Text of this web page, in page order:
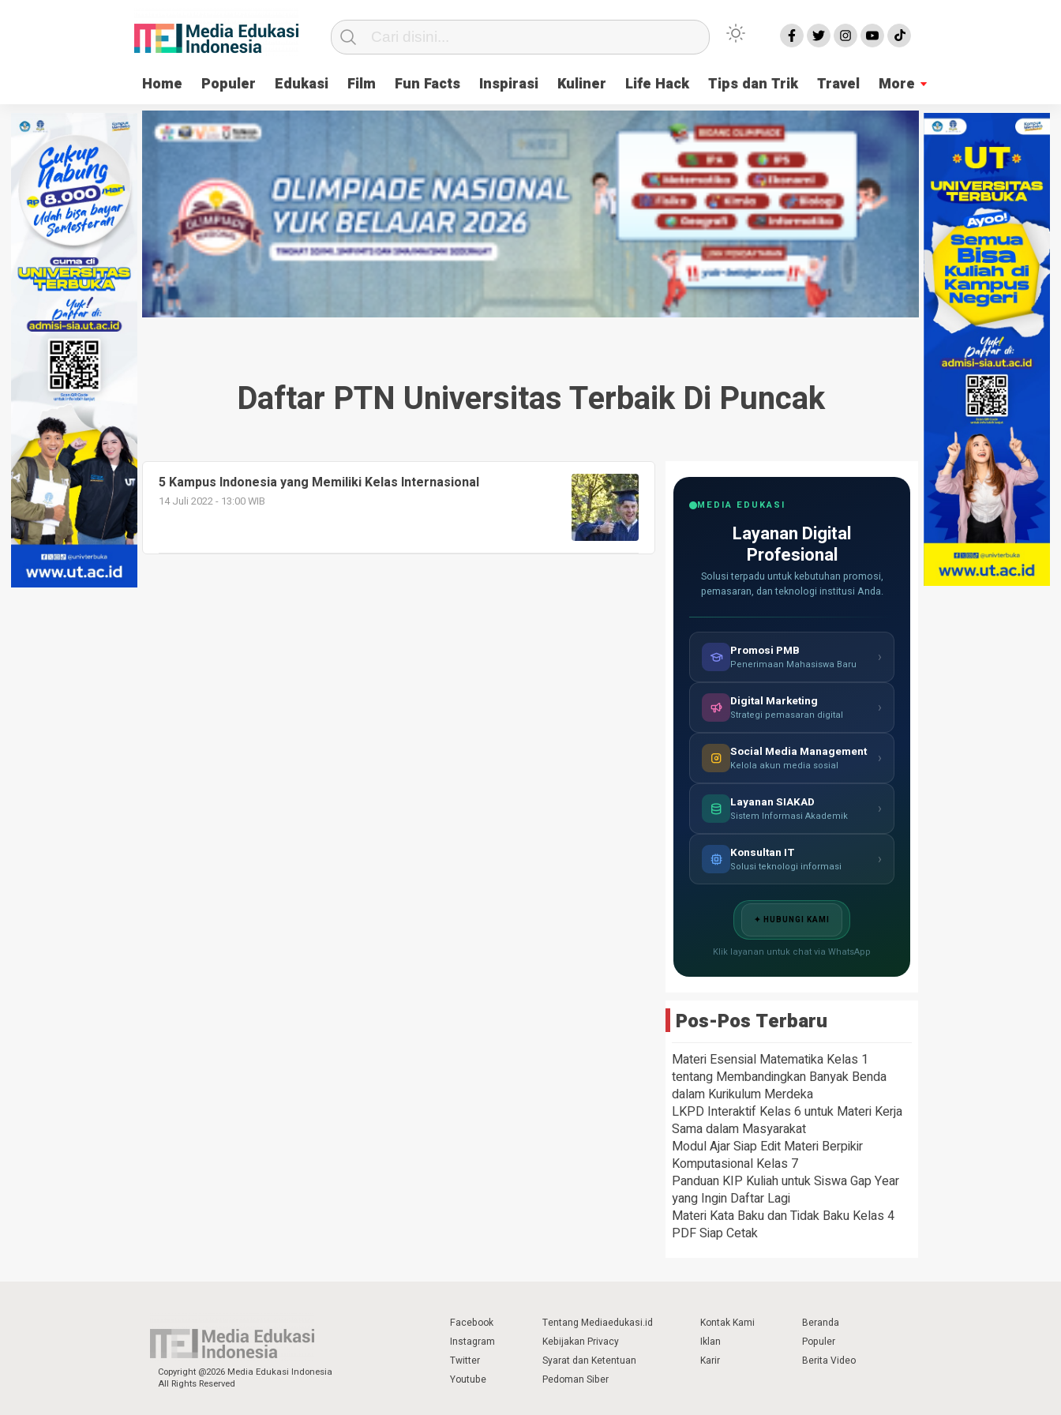
Home Populer Edukasi Film Fun Facts Inspirasi Kuliner Life Hack Tips dan Trik Travel More
Daftar PTN Universitas Terbaik Di Puncak
5 Kampus Indonesia yang Memiliki Kelas Internasional
14 Juli 2022 - 13:00 WIB MEDIA EDUKASI
Layanan Digital
Profesional
Solusi terpadu untuk kebutuhan promosi,
pemasaran, dan teknologi institusi Anda.
Promosi PMB
Penerimaan Mahasiswa Baru ›
Digital Marketing
Strategi pemasaran digital ›
Social Media Management
Kelola akun media sosial ›
Layanan SIAKAD
Sistem Informasi Akademik ›
Konsultan IT
Solusi teknologi informasi ›
✦ HUBUNGI KAMI
Klik layanan untuk chat via WhatsApp
Pos-Pos Terbaru
Materi Esensial Matematika Kelas 1
tentang Membandingkan Banyak Benda
dalam Kurikulum Merdeka
LKPD Interaktif Kelas 6 untuk Materi Kerja
Sama dalam Masyarakat
Modul Ajar Siap Edit Materi Berpikir
Komputasional Kelas 7
Panduan KIP Kuliah untuk Siswa Gap Year
yang Ingin Daftar Lagi
Materi Kata Baku dan Tidak Baku Kelas 4
PDF Siap Cetak
Copyright @2026 Media Edukasi Indonesia
All Rights Reserved
Facebook
Instagram
Twitter
Youtube
Tentang Mediaedukasi.id
Kebijakan Privacy
Syarat dan Ketentuan
Pedoman Siber
Kontak Kami
Iklan
Karir
Beranda
Populer
Berita Video